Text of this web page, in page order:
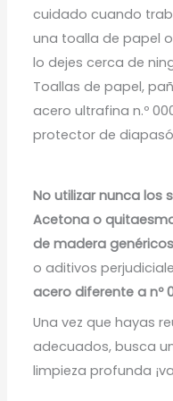
cuidado cuando
una toalla de papel
lo dejes cerca de
Toallas de papel,
acero ultrafina n.º
protector de
No utilizar nunca los
Acetona o
de madera genéricos
o aditivos
acero diferente a nº
Una vez que hayas
adecuados, busca
limpieza profunda